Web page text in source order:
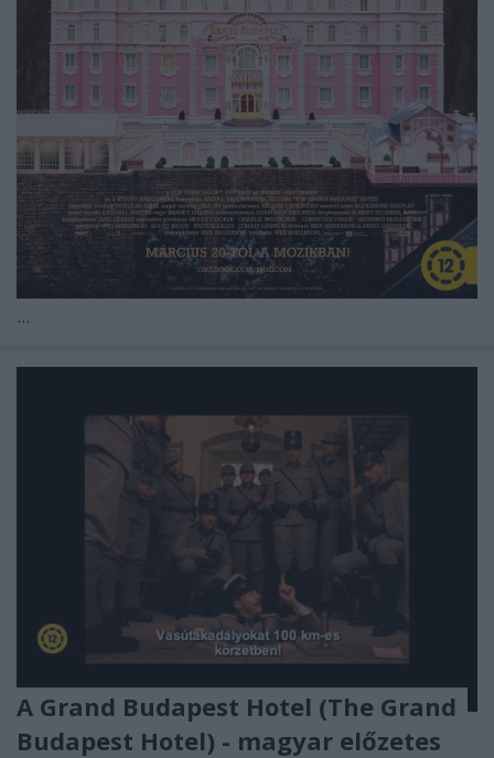
...
A Grand Budapest Hotel (The Grand
Budapest Hotel) - magyar előzetes